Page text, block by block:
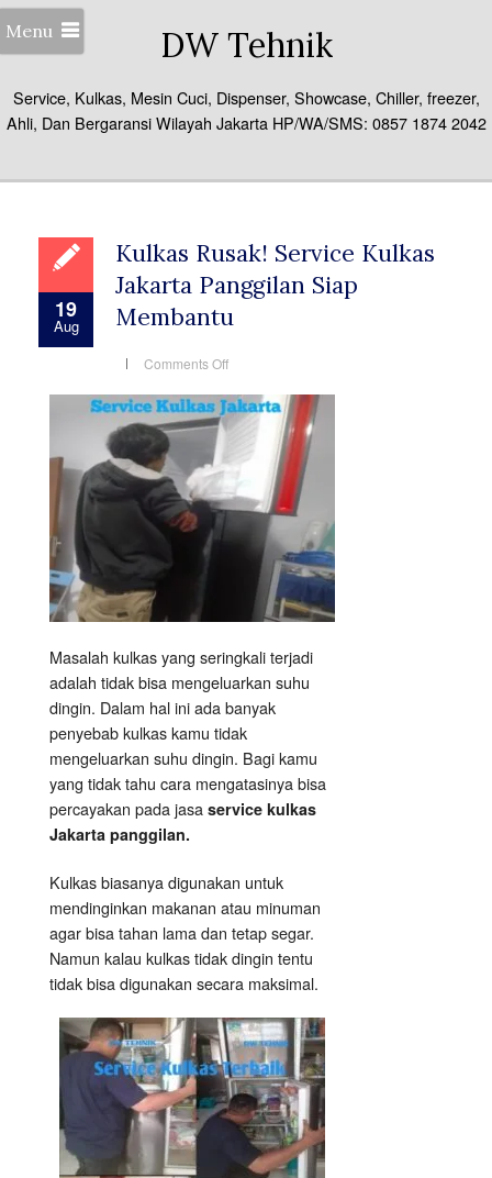
Menu DW Tehnik
Service, Kulkas, Mesin Cuci, Dispenser, Showcase, Chiller, freezer,
Ahli, Dan Bergaransi Wilayah Jakarta HP/WA/SMS: 0857 1874 2042
19
Aug
Kulkas Rusak! Service Kulkas
Jakarta Panggilan Siap
Membantu
Comments Offon
Service
Kulkas
Jakarta
Panggilan
Siap
Membantu
Masalah kulkas yang seringkali terjadi
adalah tidak bisa mengeluarkan suhu
dingin. Dalam hal ini ada banyak
penyebab kulkas kamu tidak
mengeluarkan suhu dingin. Bagi kamu
yang tidak tahu cara mengatasinya bisa
percayakan pada jasa service kulkas
Jakarta panggilan.
Kulkas biasanya digunakan untuk
mendinginkan makanan atau minuman
agar bisa tahan lama dan tetap segar.
Namun kalau kulkas tidak dingin tentu
tidak bisa digunakan secara maksimal.